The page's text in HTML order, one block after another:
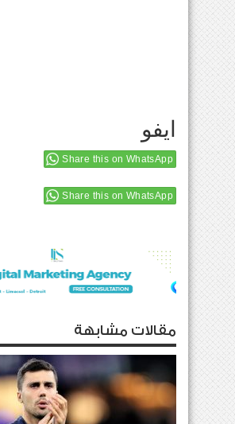
ايفو
Share this on WhatsApp
Share this on WhatsApp
مقالات مشابهة